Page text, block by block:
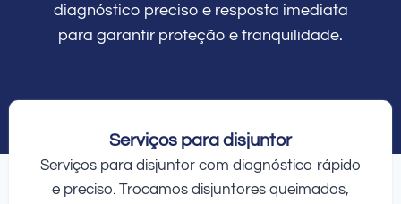
diagnóstico preciso e resposta imediata
para garantir proteção e tranquilidade.
Serviços para disjuntor
Serviços para disjuntor com diagnóstico rápido
e preciso. Trocamos disjuntores queimados,